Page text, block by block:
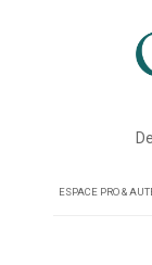
ESPACE PRO &